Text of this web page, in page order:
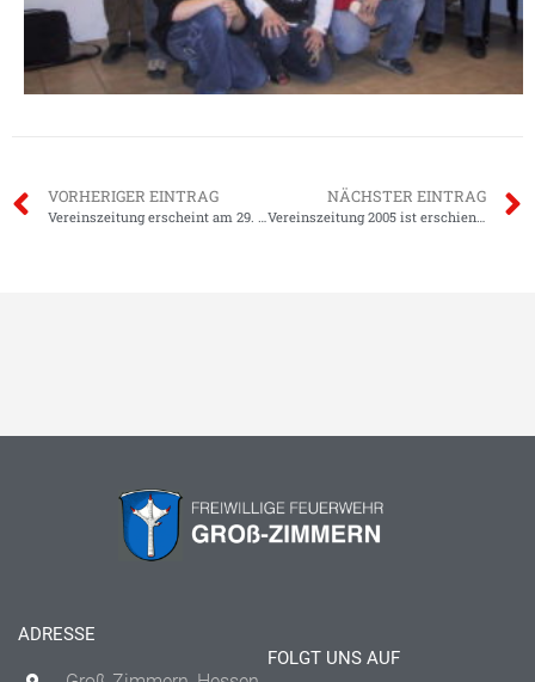
VORHERIGER EINTRAG NÄCHSTER EINTRAG
ADRESSE
FOLGT UNS AUF